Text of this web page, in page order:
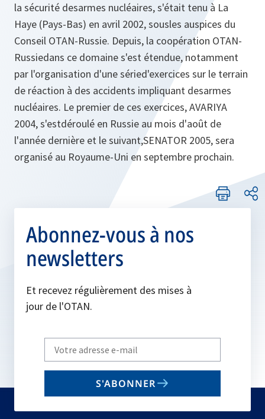
la sécurité desarmes nucléaires, s'était tenu à La
Haye (Pays-Bas) en avril 2002, sousles auspices du
Conseil OTAN-Russie. Depuis, la coopération OTAN-
Russiedans ce domaine s'est étendue, notamment
par l'organisation d'une séried'exercices sur le terrain
de réaction à des accidents impliquant desarmes
nucléaires. Le premier de ces exercices, AVARIYA
2004, s'estdéroulé en Russie au mois d'août de
l'année dernière et le suivant,SENATOR 2005, sera
organisé au Royaume-Uni en septembre prochain.
Abonnez-vous à nos
newsletters
Et recevez régulièrement des mises à
jour de l'OTAN.
Write
your
email
S'ABONNER